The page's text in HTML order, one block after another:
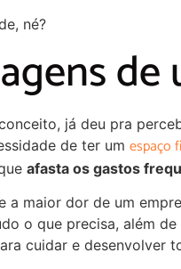
né?
de
já deu pra
de ter um espaço
afasta os gastos
a maior dor de um
o que precisa, além
cuidar e desenvolver